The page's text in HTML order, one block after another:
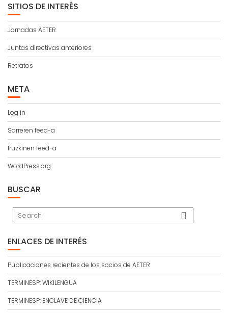
SITIOS DE INTERÉS
Jornadas AETER
Juntas directivas anteriores
Retratos
META
Log in
Sarreren feed-a
Iruzkinen feed-a
WordPress.org
BUSCAR
ENLACES DE INTERÉS
Publicaciones recientes de los socios de AETER
TERMINESP: WIKILENGUA
TERMINESP: ENCLAVE DE CIENCIA